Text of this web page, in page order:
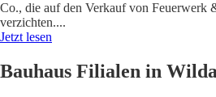
Co., die auf den Verkauf von Feuerwerk
verzichten....
Jetzt lesen
Bauhaus Filialen in